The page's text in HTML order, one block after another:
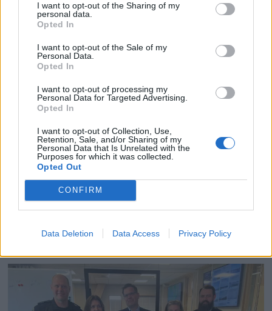
I want to opt-out of the Sharing of my
personal data.
Opted In
I want to opt-out of the Sale of my
Personal Data.
Opted In
I want to opt-out of processing my
Personal Data for Targeted Advertising.
Opted In
I want to opt-out of Collection, Use,
Retention, Sale, and/or Sharing of my
Personal Data that Is Unrelated with the
Purposes for which it was collected.
Opted Out
CONFIRM
Data Deletion Data Access Privacy Policy
10 druknet i april – 21 så
langt i år